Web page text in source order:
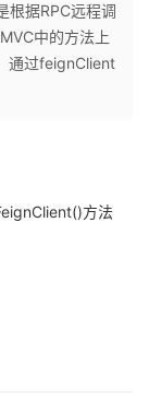
根据RPC远程调
中的方法上
通过feignClient
方法